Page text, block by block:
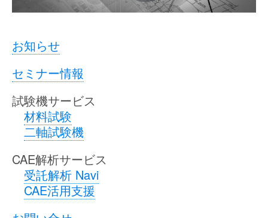
お知らせ
セミナー情報
試験機サービス
材料試験
二軸試験機
CAE解析サービス
受託解析 Navi
CAE活用支援